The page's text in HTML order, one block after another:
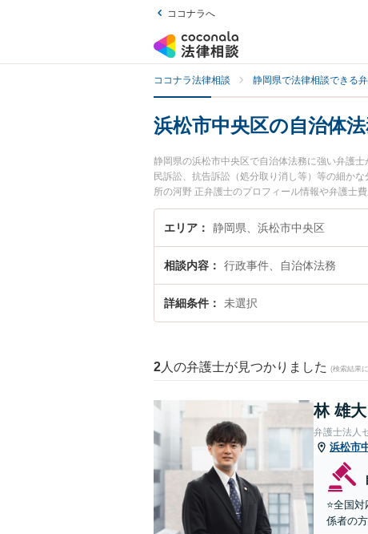
ココナラへ
ココナラ法律相談 静岡県で法律相談できる
浜松市中央区の自治体
静岡県の浜松市中央区で自治体法務に強い弁護
民訴訟、抗告訴訟（処分取り消し等）等の細か
所の河野 正弁護士のプロフィール情報や弁護士
い』『自治体法務のトラブル解決の実績豊富な
りの相談者さんにおすすめです。
エリア 静岡県、浜松市中央区
相談内容 行政事件、自治体法務
詳細条件 未選択
2 人の弁護士が見つかりました (検索結果
林 雄大
弁護士法人
浜松市
⭐️全国
係者の